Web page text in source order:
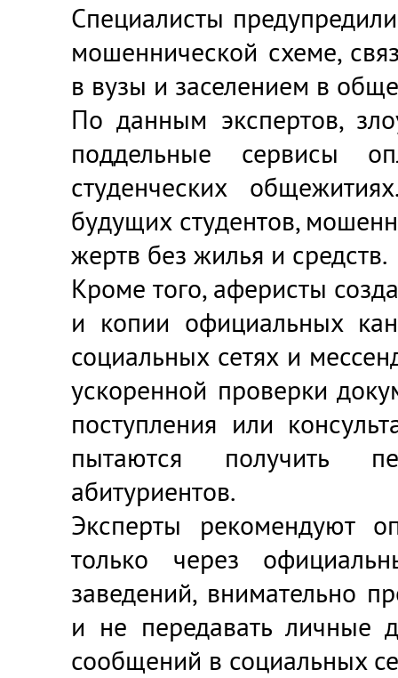
Специалисты
мошеннической схеме,
в вузы и заселением в
По данным экспертов,
поддельные сервисы
студенческих
будущих студентов,
жертв без жилья и средств.
Кроме того, аферисты
и копии официальных
социальных сетях и
ускоренной проверки
поступления или
пытаются получить
абитуриентов.
Эксперты рекомендуют
только через
заведений, внимательно
и не передавать личные
сообщений в социальных